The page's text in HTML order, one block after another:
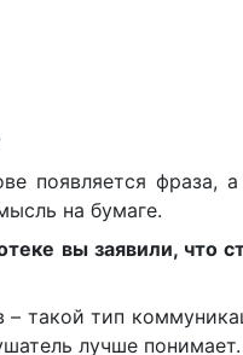
появляется фраза, а
на бумаге.
вы заявили, что
такой тип
лучше понимает.